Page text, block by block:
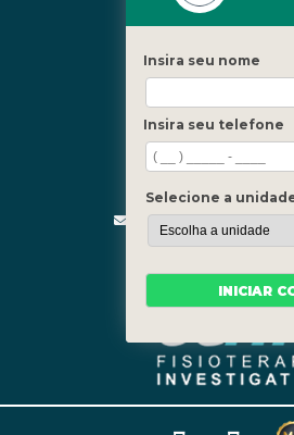
Fale
(21) 3619-5657
(21) 99390-
Segunda a sexta, das
Barra - Rio de
Insira seu nome
Insira seu telefone
Selecione a
INICIAR